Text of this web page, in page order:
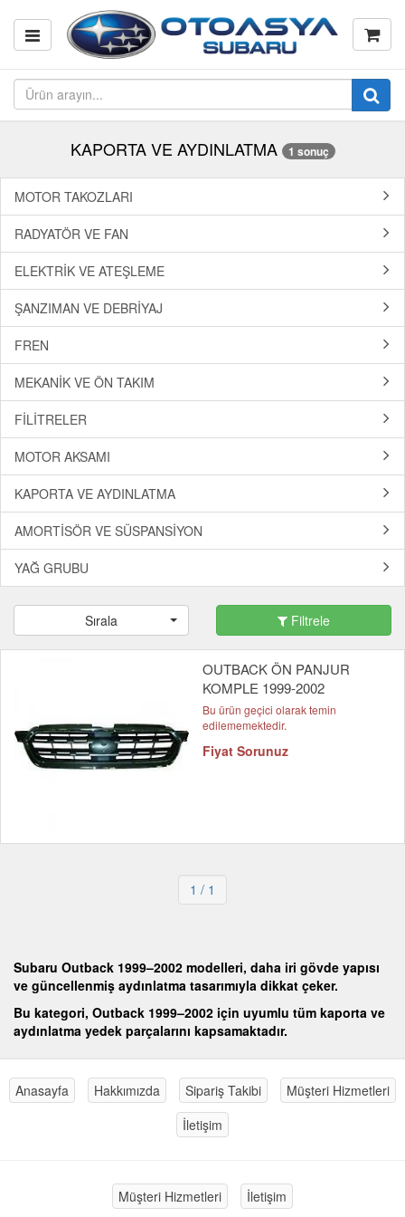
KAPORTA VE AYDINLATMA 1 sonuç
MOTOR TAKOZLARI
RADYATÖR VE FAN
ELEKTRİK VE ATEŞLEME
ŞANZIMAN VE DEBRİYAJ
FREN
MEKANİK VE ÖN TAKIM
FİLİTRELER
MOTOR AKSAMI
KAPORTA VE AYDINLATMA
AMORTİSÖR VE SÜSPANSİYON
YAĞ GRUBU
Sırala Filtrele
OUTBACK ÖN PANJUR
KOMPLE 1999-2002
Bu ürün geçici olarak temin
edilememektedir.
Fiyat Sorunuz
1 / 1
Subaru Outback 1999–2002 modelleri, daha iri gövde yapısı
ve güncellenmiş aydınlatma tasarımıyla dikkat çeker.
Bu kategori, Outback 1999–2002 için uyumlu tüm kaporta ve
aydınlatma yedek parçalarını kapsamaktadır.
Anasayfa Hakkımızda Sipariş Takibi
Müşteri Hizmetleri
İletişim
Müşteri Hizmetleri İletişim